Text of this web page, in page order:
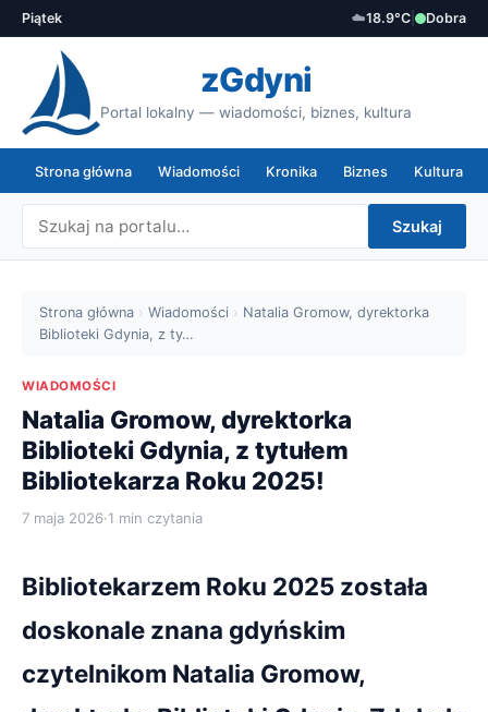
Piątek ☁️18.9°C Dobra
zGdyni
Portal lokalny — wiadomości, biznes, kultura
Strona główna Wiadomości Kronika Biznes Kultura
Szukaj
Strona główna › Wiadomości › Natalia Gromow, dyrektorka
Biblioteki Gdynia, z ty…
WIADOMOŚCI
Natalia Gromow, dyrektorka
Biblioteki Gdynia, z tytułem
Bibliotekarza Roku 2025!
7 maja 2026·1 min czytania
Bibliotekarzem Roku 2025 została
doskonale znana gdyńskim
czytelnikom Natalia Gromow,